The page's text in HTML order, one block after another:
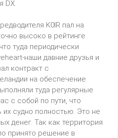
DX.
K0IR пал на
высоко в рейтинге
туда периодически
наши давние друзья и
контракт с
на обеспечение
туда регулярные
с собой по пути, что
их судно полностью. Это не
денег. Так как территория
принято решение в